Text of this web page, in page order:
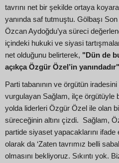
tavrını net bir şekilde ortaya
yanında saf tutmuştu. Gölbaşı
Özcan Aydoğdu’ya süreci
içindeki hukuki ve siyasi
net olduğunu belirterek, "Dün de
açıkça Özgür Özel’in yanındadır"
Parti tabanının ve örgütün
vurgulayan Sağlam, ilçe örgütüyle
yolda liderleri Özgür Özel ile olan
süreceğinin altını çizdi. Sağlam,
partide siyaset yapacaklarını
olarak da ‘Zaten tavrımız belli
olmasını bekliyoruz. Sıkıntı yok.